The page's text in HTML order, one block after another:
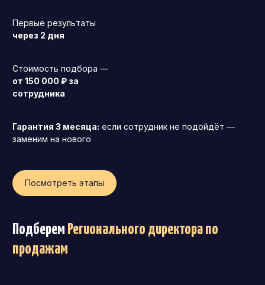
Генеральный директор (CEO)
Коммерческий директор
Операционный директор (COO)
Директор по персоналу (HR-директор)
Первые результаты
через 2 дня
Стоимость подбора —
от 150 000 ₽ за
сотрудника
Гарантия 3 месяца: если сотрудник не подойдёт —
заменим на нового
Посмотреть этапы
Подберем Регионального директора по
продажам